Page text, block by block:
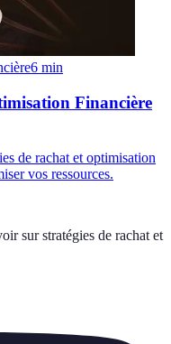
6 min
Financière
de rachat et optimisation
vos ressources.
sur stratégies de rachat et